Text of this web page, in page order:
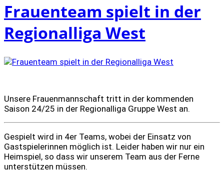
Frauenteam spielt in der
Regionalliga West
Unsere Frauenmannschaft tritt in der kommenden
Saison 24/25 in der Regionalliga Gruppe West an.
Gespielt wird in 4er Teams, wobei der Einsatz von
Gastspielerinnen möglich ist. Leider haben wir nur ein
Heimspiel, so dass wir unserem Team aus der Ferne
unterstützen müssen.